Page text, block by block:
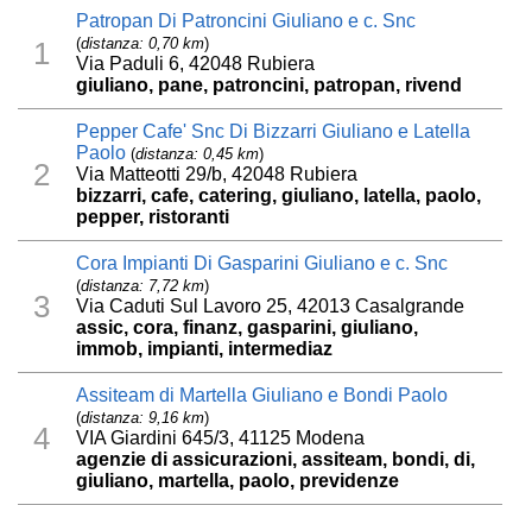
1
Patropan Di Patroncini Giuliano e c. Snc
(distanza: 0,70 km)
Via Paduli 6, 42048 Rubiera
giuliano, pane, patroncini, patropan, rivend
2
Pepper Cafe' Snc Di Bizzarri Giuliano e Latella
Paolo (distanza: 0,45 km)
Via Matteotti 29/b, 42048 Rubiera
bizzarri, cafe, catering, giuliano, latella, paolo,
pepper, ristoranti
3
Cora Impianti Di Gasparini Giuliano e c. Snc
(distanza: 7,72 km)
Via Caduti Sul Lavoro 25, 42013 Casalgrande
assic, cora, finanz, gasparini, giuliano,
immob, impianti, intermediaz
4
Assiteam di Martella Giuliano e Bondi Paolo
(distanza: 9,16 km)
VIA Giardini 645/3, 41125 Modena
agenzie di assicurazioni, assiteam, bondi, di,
giuliano, martella, paolo, previdenze